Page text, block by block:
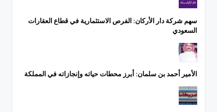
سهم شركة دار الأركان: الفرص الاستثمارية في قطاع العقارات
السعودي
الأمير أحمد بن سلمان: أبرز محطات حياته وإنجازاته في المملكة